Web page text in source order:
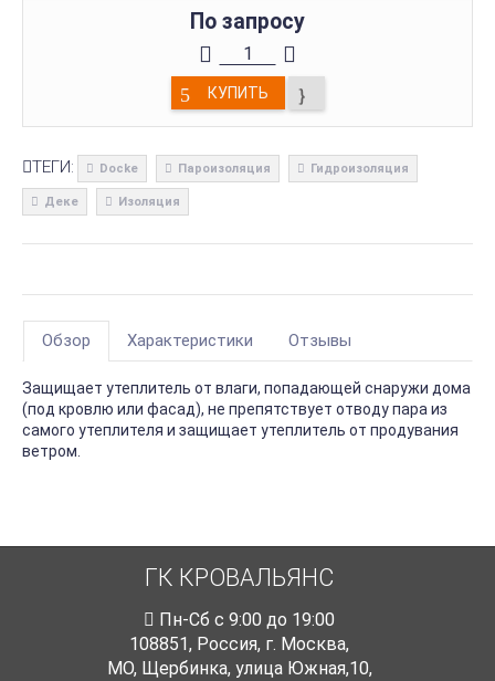
По запросу
КУПИТЬ
ТЕГИ: Docke Пароизоляция Гидроизоляция
Деке Изоляция
Обзор Характеристики Отзывы
Защищает утеплитель от влаги, попадающей снаружи дома
(под кровлю или фасад), не препятствует отводу пара из
самого утеплителя и защищает утеплитель от продувания
ветром.
ГК КРОВАЛЬЯНС
Пн-Cб с 9:00 до 19:00
108851, Россия, г. Москва,
МО, Щербинка, улица Южная,10,